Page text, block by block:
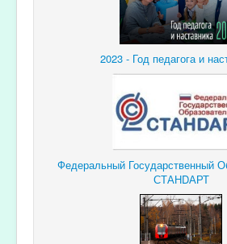
2023 - Год педагога и
Федеральный Государственный
СТАНDАРТ